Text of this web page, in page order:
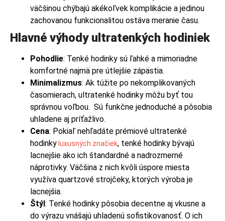
väčšinou chýbajú akékoľvek komplikácie a jedinou
zachovanou funkcionalitou ostáva meranie času.
Hlavné výhody ultratenkých hodiniek
Pohodlie: Tenké hodinky sú ľahké a mimoriadne
komfortné najmä pre útlejšie zápästia.
Minimalizmus: Ak túžite po nekomplikovaných
časomierach, ultratenké hodinky môžu byť tou
správnou voľbou. Sú funkčne jednoduché a pôsobia
uhladene aj príťažlivo.
Cena: Pokiaľ nehľadáte prémiové ultratenké
hodinky luxusných značiek, tenké hodinky bývajú
lacnejšie ako ich štandardné a nadrozmerné
náprotivky. Väčšina z nich kvôli úspore miesta
využíva quartzové strojčeky, ktorých výroba je
lacnejšia.
Štýl: Tenké hodinky pôsobia decentne aj vkusne a
do výrazu vnášajú uhladenú sofistikovanosť. O ich